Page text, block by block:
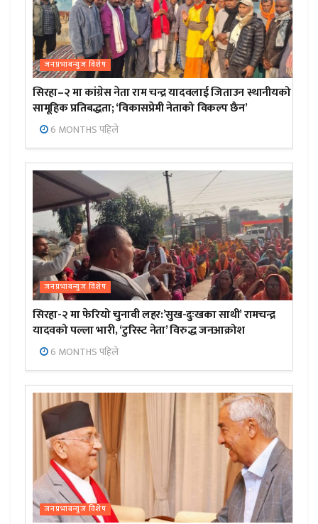
जनप्रभाबन्युज विशेष
सिरहा–२ मा कांग्रेस नेता राम चन्द्र यादवलाई जिताउन स्थानीयको
सामूहिक प्रतिबद्धता; ‘विकासप्रेमी नेताको विकल्प छैन’
6 MONTHS पहिले
जनप्रभाबन्युज विशेष
सिरहा-२ मा फेरियो चुनावी लहर:’सुख-दुःखका साथी’ रामचन्द्र
यादवको पल्ला भारी, ‘टुरिस्ट नेता’ विरुद्ध जनआक्रोश
6 MONTHS पहिले
जनप्रभाबन्युज विशेष